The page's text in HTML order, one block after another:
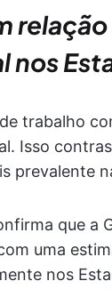
nos
trabalho
Isso
prevalente
que a
uma
nos